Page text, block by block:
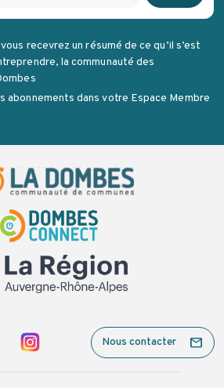
recevrez un résumé de ce qu’il s’est
la communauté des
abonnements dans votre Espace Membre
Nous contacter mail